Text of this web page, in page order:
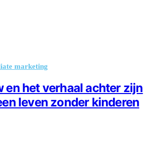
marketing
en het verhaal achter zijn
leven zonder kinderen